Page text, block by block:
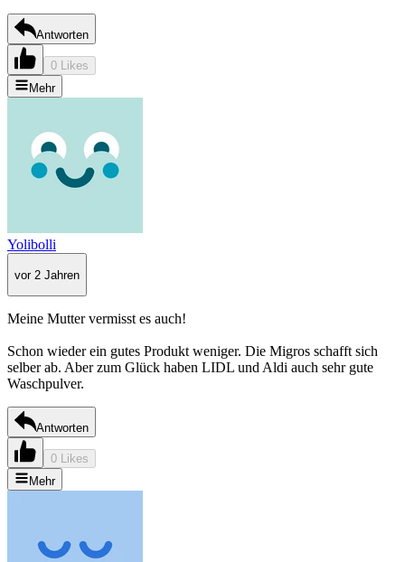
Antworten
0 Likes
Mehr
Yolibolli
vor 2 Jahren
Meine Mutter vermisst es auch!
Schon wieder ein gutes Produkt weniger. Die Migros schafft sich
selber ab. Aber zum Glück haben LIDL und Aldi auch sehr gute
Waschpulver.
Antworten
0 Likes
Mehr